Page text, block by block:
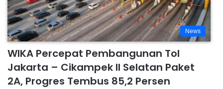
News
WIKA Percepat Pembangunan Tol
Jakarta – Cikampek II Selatan Paket
2A, Progres Tembus 85,2 Persen